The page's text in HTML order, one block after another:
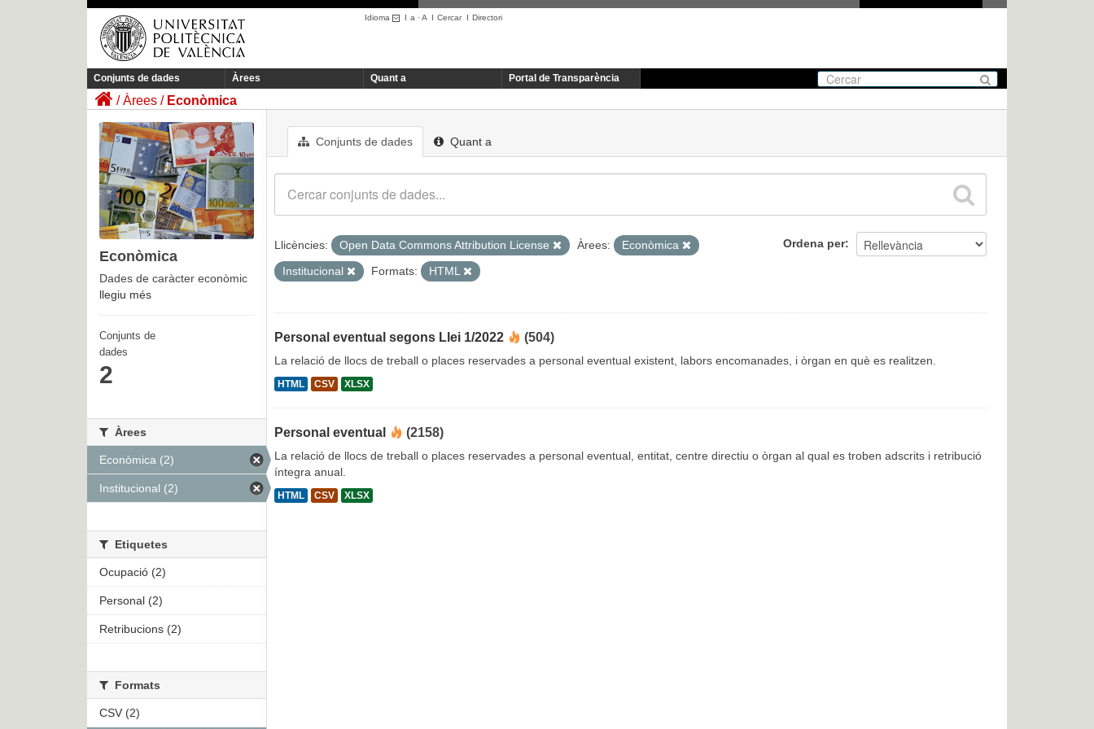
Idioma I a ·A I CercarI Directori
Conjunts de dades Àrees Quant a Portal de Transparència
Àrees Econòmica
Conjunts de dades Quant a
Ordena per
Llicències: Open Data Commons Attribution License Àrees:
Econòmica
Institucional
Formats: HTML
Personal eventual segons Llei 1/2022 (504)
La relació de llocs de treball o places reservades a personal eventual existent, labors encomanades, i òrgan en què es realitzen.
HTML CSV XLSX
Personal eventual (2158)
La relació de llocs de treball o places reservades a personal eventual, entitat, centre directiu o òrgan al qual es troben adscrits i retribució
íntegra anual.
HTML CSV XLSX
Econòmica
Dades de caràcter econòmic
llegiu més
Conjunts de
dades
2
Àrees
Econòmica (2)
Institucional (2)
Etiquetes
Ocupació (2)
Personal (2)
Retribucions (2)
Formats
CSV (2)